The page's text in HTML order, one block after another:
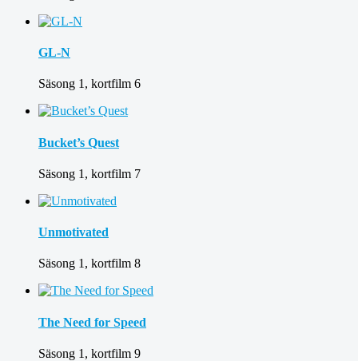
GL-N
Säsong 1, kortfilm 6
Bucket’s Quest
Säsong 1, kortfilm 7
Unmotivated
Säsong 1, kortfilm 8
The Need for Speed
Säsong 1, kortfilm 9